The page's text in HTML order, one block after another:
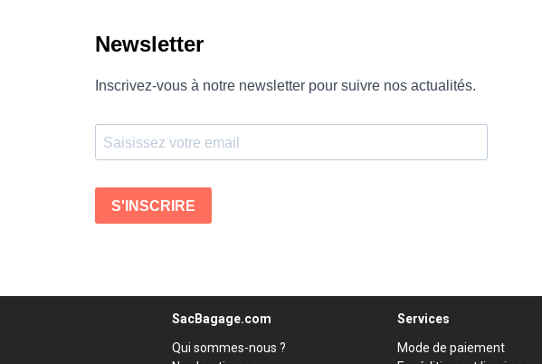
SacBagage.com
Qui sommes-nous ?
Services
Mode de paiement